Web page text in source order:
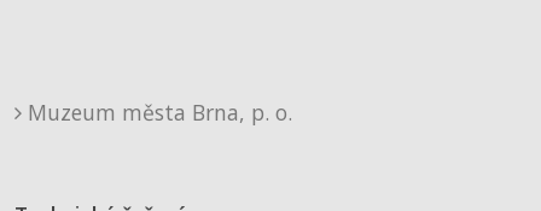
Muzeum města Brna, p. o.